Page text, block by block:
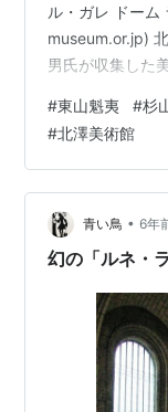
ル・ガレ ドー
museum.or.jp)
男氏が収集した
ョンしているそ
花瓶》1898年頃
展示方法。 ドー
ルネ・ラリック
ラリック 常夜灯
#東山魁夷 #杉
#北澤美術館
青い鳥 • 6年
幻の「ルネ・